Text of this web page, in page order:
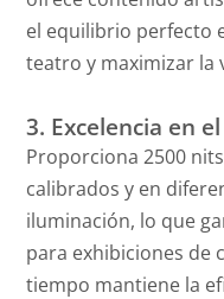
el equilibrio perfecto
teatro y maximizar la
3. Excelencia en
Proporciona 2500
calibrados y en
iluminación, lo que
para exhibiciones de
tiempo mantiene la